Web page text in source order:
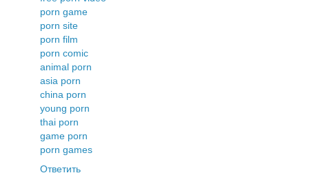
porn game
porn site
porn film
porn comic
animal porn
asia porn
china porn
young porn
thai porn
game porn
porn games
Ответить